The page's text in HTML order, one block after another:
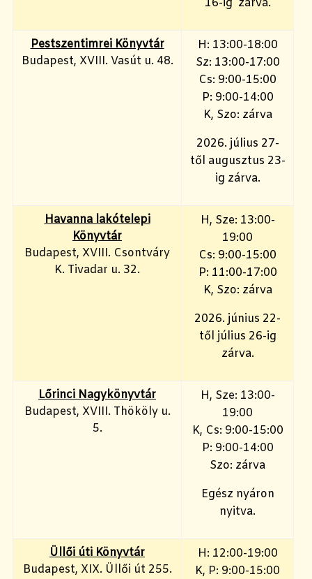
Pestszentimrei Könyvtár
Budapest, XVIII. Vasút u. 48.
H: 13:00-18:00
Sz: 13:00-17:00
Cs: 9:00-15:00
P: 9:00-14:00
K, Szo: zárva
2026. július 27-
től augusztus 23-
ig zárva.
Havanna lakótelepi
Könyvtár
Budapest, XVIII. Csontváry
K. Tivadar u. 32.
H, Sze: 13:00-
19:00
Cs: 9:00-15:00
P: 11:00-17:00
K, Szo: zárva
2026. június 22-
től július 26-ig
zárva.
Lőrinci Nagykönyvtár
Budapest, XVIII. Thököly u.
5.
H, Sze: 13:00-
19:00
K, Cs: 9:00-15:00
P: 9:00-14:00
Szo: zárva
Egész nyáron
nyitva.
Üllői úti Könyvtár
Budapest, XIX. Üllői út 255.
H: 12:00-19:00
K, P: 9:00-15:00